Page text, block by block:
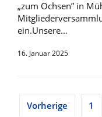
„zum Ochsen” in
ein.Unsere…
16. Januar 2025
Vorherige 1